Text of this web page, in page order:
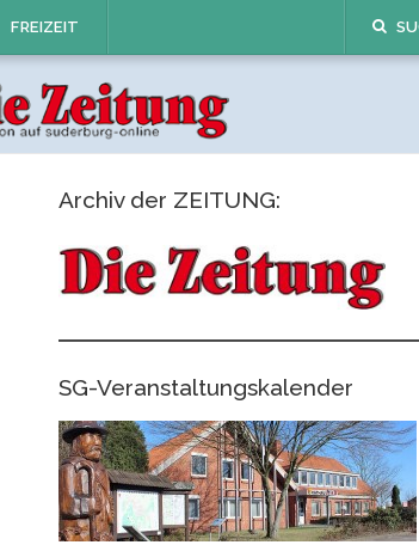
FREIZEIT
Archiv der ZEITUNG:
SG-Veranstaltungskalender